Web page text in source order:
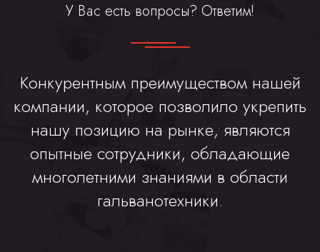
У Вас есть вопросы? Ответим!
Конкурентным преимуществом нашей
компании, которое позволило укрепить
нашу позицию на рынке, являются
опытные сотрудники, обладающие
многолетними знаниями в области
гальванотехники.